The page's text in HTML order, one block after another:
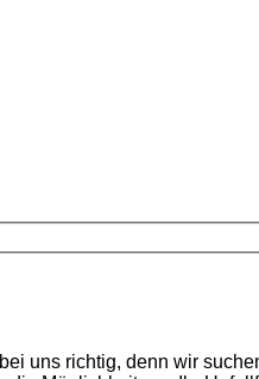
uns richtig, denn wir